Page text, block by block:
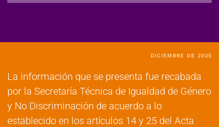
DICIEMBRE DE 2025
La información que se presenta fue recabada
por la Secretaría Técnica de Igualdad de Género
y No Discriminación de acuerdo a lo
establecido en los artículos 14 y 25 del Acta